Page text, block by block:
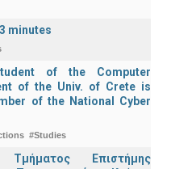
minutes
of the Computer
of the Univ. of Crete is
of the National Cyber
#Studies
Επιστήμης